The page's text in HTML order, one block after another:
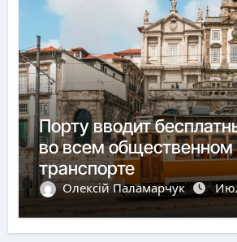
Порту вводит
во всем общественном
транспорте
Олексій Паламарчук